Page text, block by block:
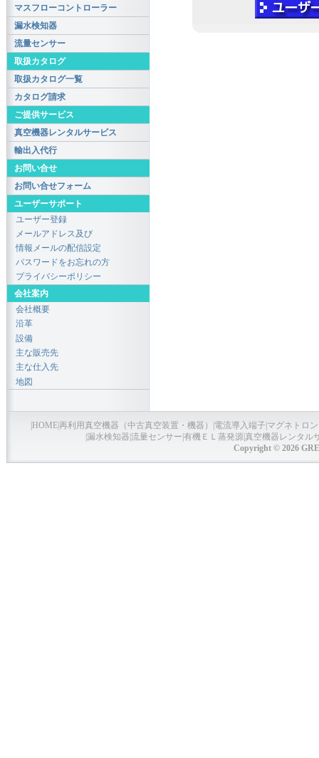
マスフローコントローラー
漏水検知器
流量センサー
取扱カタログ
取扱カタログ一覧
カタログ請求
ご提供サービス
真空機器レンタルサービス
輸出入代行
お問い合せ
お問い合せフォーム
ユーザーサポート
ユーザー登録
メールアドレス及び
情報メールの配信設定
パスワードをお忘れの方
プライバシーポリシー
会社案内
会社概要
沿革
設備
主な販売先
主な仕入先
地図
HOME再利用真空機器（中古真空装置・機器） 電流導入端子 マグネトロ
漏水検知器 流量センサー 有機ＥＬ蒸発源真空機器レンタル
Copyright © 2026